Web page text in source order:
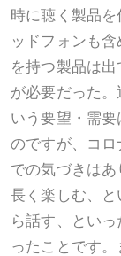
時に聴く製品
ッドフォンも
を持つ製品は出
が必要だった
いう要望・需
のですが、コロ
での気づきは
長く楽しむ、
ら話す、とい
ったことです